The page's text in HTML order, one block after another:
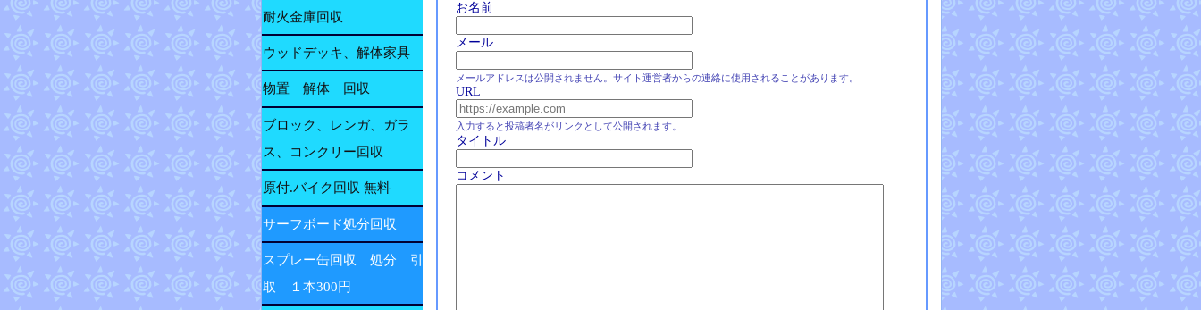
お名前
メール
メールアドレスは公開されません。サイト運営者からの連絡に使用されることがあります。
URL
入力すると投稿者名がリンクとして公開されます。
タイトル
コメント
耐火金庫回収
ウッドデッキ、解体家具
物置 解体 回収
ブロック、レンガ、ガラ
ス、コンクリー回収
原付.バイク回収 無料
サーフボード処分回収
スプレー缶回収 処分 引
取 １本300円